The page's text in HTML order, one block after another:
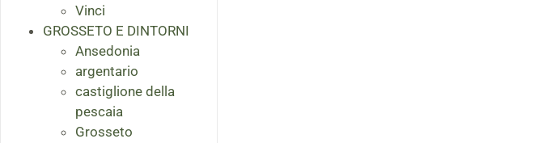
Vinci
GROSSETO E DINTORNI
Ansedonia
argentario
castiglione della
pescaia
Grosseto